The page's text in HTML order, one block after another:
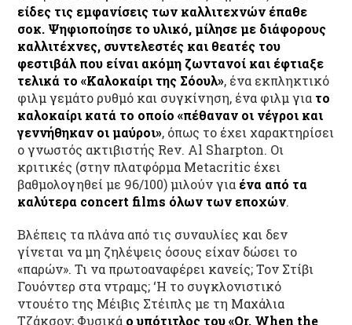
είδες τις εμφανίσεις των καλλιτεχνών έπαθε
σοκ. Ψηφιοποίησε το υλικό, μίλησε με διάφορους
καλλιτέχνες, συντελεστές και θεατές του
φεστιβάλ που είναι ακόμη ζωντανοί και έφτιαξε
τελικά το «Καλοκαίρι της Σόουλ», ένα εκπληκτικό
φιλμ γεμάτο ρυθμό και συγκίνηση, ένα φιλμ για το
καλοκαίρι κατά το οποίο «πέθαναν οι νέγροι και
γεννήθηκαν οι μαύροι», όπως το έχει χαρακτηρίσει
ο γνωστός ακτιβιστής Rev. Al Sharpton. Οι
κριτικές (στην πλατφόρμα Metacritic έχει
βαθμολογηθεί με 96/100) μιλούν για ένα από τα
καλύτερα concert films όλων των εποχών.
Βλέπεις τα πλάνα από τις συναυλίες και δεν
γίνεται να μη ζηλέψεις όσους είχαν δώσει το
«παρών». Τι να πρωτοαναφέρει κανείς; Τον Στίβι
Γουόντερ στα ντραμς; ‘Η το συγκλονιστικό
ντουέτο της Μέιβις Στέιπλς με τη Μαχάλια
Τζάκσον; Φυσικά ο υπότιτλος του «Or, When the